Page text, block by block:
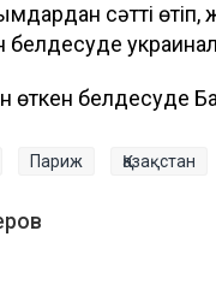
сәтті
белдесуде
өткен белдесуде
Париж Қазақстан